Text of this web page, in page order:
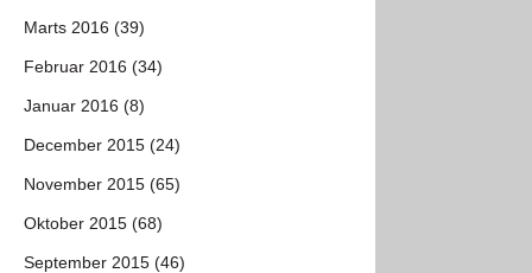
Marts 2016 (39)
Februar 2016 (34)
Januar 2016 (8)
December 2015 (24)
November 2015 (65)
Oktober 2015 (68)
September 2015 (46)